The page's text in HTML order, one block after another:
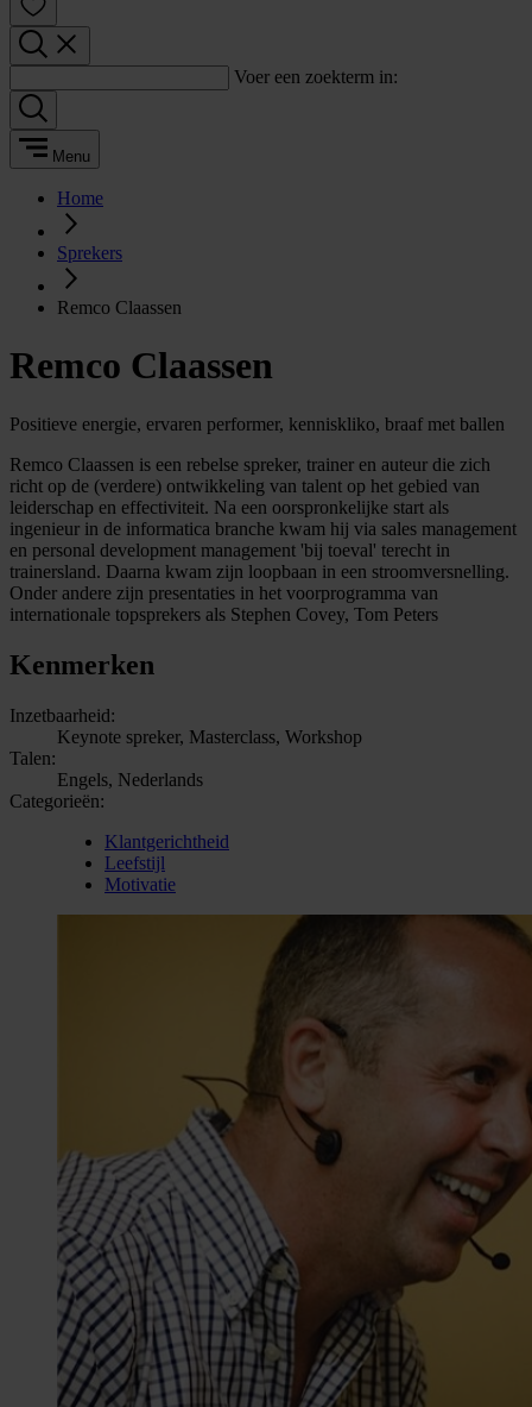
Voer een zoekterm in:
Menu
Home
Sprekers
Remco Claassen
Remco Claassen
Positieve energie, ervaren performer, kenniskliko, braaf met ballen
Remco Claassen is een rebelse spreker, trainer en auteur die zich
richt op de (verdere) ontwikkeling van talent op het gebied van
leiderschap en effectiviteit. Na een oorspronkelijke start als
ingenieur in de informatica branche kwam hij via sales management
en personal development management 'bij toeval' terecht in
trainersland. Daarna kwam zijn loopbaan in een stroomversnelling.
Onder andere zijn presentaties in het voorprogramma van
internationale topsprekers als Stephen Covey, Tom Peters
Kenmerken
Inzetbaarheid:
Keynote spreker, Masterclass, Workshop
Talen:
Engels, Nederlands
Categorieën:
Klantgerichtheid
Leefstijl
Motivatie